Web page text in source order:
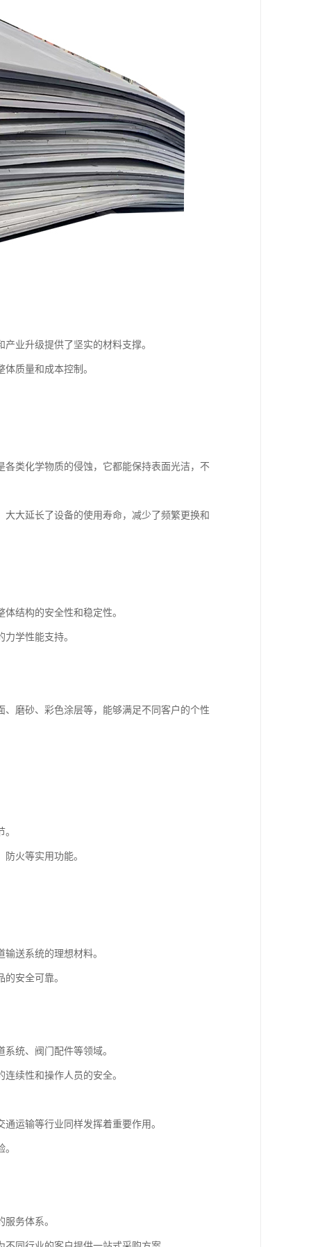
业升级提供了坚实的材料支撑。
质量和成本控制。
类化学物质的侵蚀，它都能保持表面光洁，不
大延长了设备的使用寿命，减少了频繁更换和
结构的安全性和稳定性。
学性能支持。
磨砂、彩色涂层等，能够满足不同客户的个性
火等实用功能。
送系统的理想材料。
安全可靠。
统、阀门配件等领域。
续性和操作人员的安全。
运输等行业同样发挥着重要作用。
务体系。